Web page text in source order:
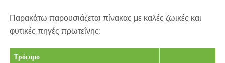
Παρακάτω παρουσιάζεται πίνακας με καλές ζωικές και
φυτικές πηγές πρωτεΐνης:
Τρόφιμο